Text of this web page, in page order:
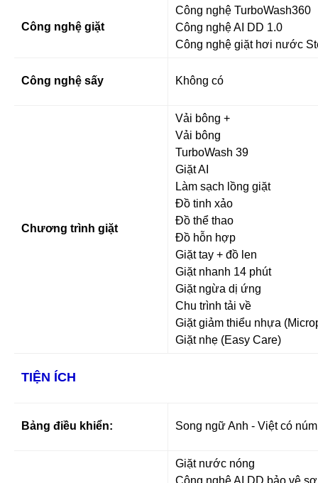
Công nghệ giặt
Công nghệ TurboWash360
Công nghệ AI DD 1.0
Công nghệ giặt hơi nước
Công nghệ sấy Không có
Chương trình giặt
Vải bông +
Vải bông
TurboWash 39
Giặt AI
Làm sạch lồng giặt
Đồ tinh xảo
Đồ thể thao
Đồ hỗn hợp
Giặt tay + đồ len
Giặt nhanh 14 phút
Giặt ngừa dị ứng
Chu trình tải về
Giặt giảm thiểu nhựa
Giặt nhẹ (Easy Care)
TIỆN ÍCH
Bảng điều khiển: Song ngữ Anh - Việt có
Giặt nước nóng
Công nghệ AI DD bảo vệ